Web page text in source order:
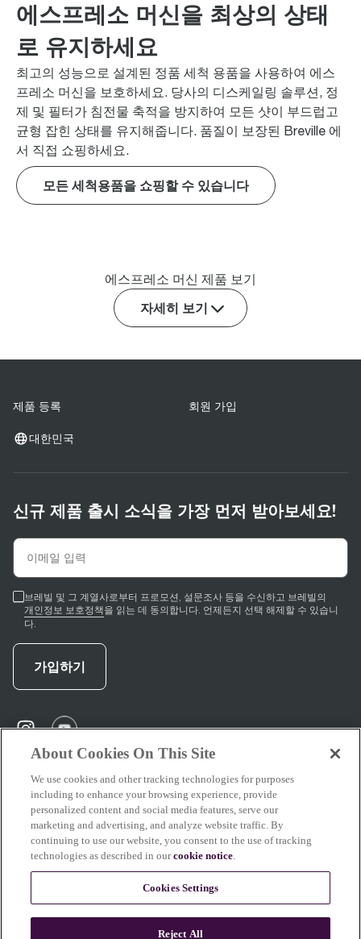
에스프레소 머신을 최상의 상태
로 유지하세요
최고의 성능으로 설계된 정품 세척 용품을 사용하여 에스
프레소 머신을 보호하세요. 당사의 디스케일링 솔루션, 정
제 및 필터가 침전물 축적을 방지하여 모든 샷이 부드럽고
균형 잡힌 상태를 유지해줍니다. 품질이 보장된 Breville 에
서 직접 쇼핑하세요.
모든 세척용품을 쇼핑할 수 있습니다
에스프레소 머신 제품 보기
자세히 보기
제품 등록 회원 가입
대한민국
신규 제품 출시 소식을 가장 먼저 받아보세요!
브레빌 및 그 계열사로부터 프로모션, 설문조사 등을 수신하고 브레빌의
개인정보 보호정책 을 읽는 데 동의합니다. 언제든지 선택 해제할 수 있습니
다.
가입하기
브레빌 소개
이 사이트의 일부 콘텐츠는 AI의 도움을 받아 작성 또는 수정되었습니다. 당사의
About Cookies On This Site
We use cookies and other tracking technologies for purposes
including to enhance your browsing experience, provide
personalized content and social media features, serve our
marketing and advertising, and analyze website traffic. By
continuing to use our website, you consent to the use of tracking
technologies as described in ourcookie notice.
Cookies Settings
Reject All